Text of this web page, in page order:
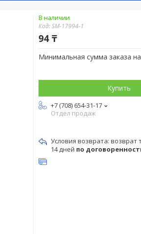
В наличии
Код:SM-17994-1
94 ₸
Минимальная сумма заказа
Купить
+7 (708) 654-31-17
Отдел продаж
возврат
14 дней по